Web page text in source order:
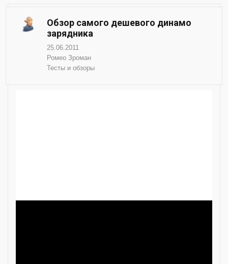
Обзор самого дешевого динамо
зарядника
25.06.2011
Ромео Зроман
Тесты и обзоры